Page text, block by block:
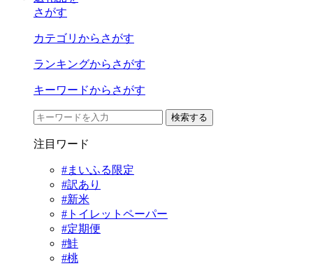
さがす
カテゴリからさがす
ランキングからさがす
キーワードからさがす
検索する
注目ワード
#まいふる限定
#訳あり
#新米
#トイレットペーパー
#定期便
#鮭
#桃